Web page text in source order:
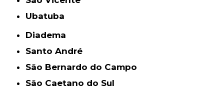
Ubatuba
Diadema
Santo André
São Bernardo do Campo
São Caetano do Sul